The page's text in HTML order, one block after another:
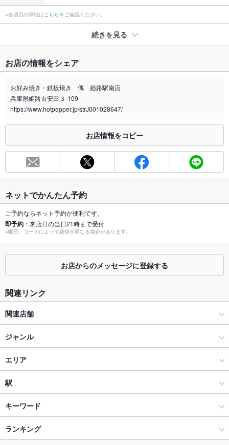
※各項目の詳細は こちらをご確認ください。
続きを見る
禁煙・喫煙 全席禁煙
喫煙専用室 なし
※2020年4月1日～受動喫煙対策に関する法律が施行されています。正しい情報はお店へお問い
総席数 70席
最大宴会収
70人
個室 なし ：4名,6名…人数に合わせた掘り炬燵半個室をご用意。
座敷 なし ：半個室掘り炬燵お座敷をご用意
掘りごたつ あり ：4名,6名…人数に合わせた掘り炬燵半個室をご用意。
ソファー
テラス席
設備
Wi-Fi
バリアフリ
ー
駐車場 あり
その他設備 －
お店の情報をシェア
お好み焼き・鉄板焼き 偶 姫路駅南店
兵庫県姫路市安田３-109
https://www.hotpepper.jp/strJ001028647/
お店情報をコピー
ネットでかんたん予約
ご予約ならネット予約が便利です。
即予約 ：来店日の当日21時まで受付
※曜日、コースによって締切が異なる場合があります。
お店からのメッセージに登録する
関連リンク
関連店舗
偶
ジャンル
お好み焼き・もんじゃ
お好み焼き
姫路 × お好み焼き・もんじゃ
姫路 × お好み焼き
エリア
姫路駅
姫路駅 × お好み焼き・もんじゃ
姫路駅 × お好み焼き
駅
山陽姫路駅
手柄駅
キーワード
からあげ
ランキング